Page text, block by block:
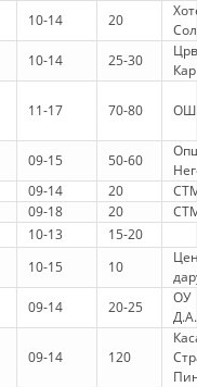
10-14 20
10-14 25-30
11-17 70-80 ОШ
09-15 50-60
09-14 20
09-18 20
10-13
15-20
10-15 10
09-14 20-25
ОУ
09-14 120